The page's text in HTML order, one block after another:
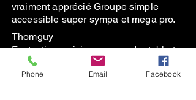
vraiment apprécié Groupe simple
accessible super sympa et mega pro.
Thomguy
Fantastic musicians, very adaptable to
our ‘flexible’ schedule and friendly
people. Thank you!
Phone Email Facebook